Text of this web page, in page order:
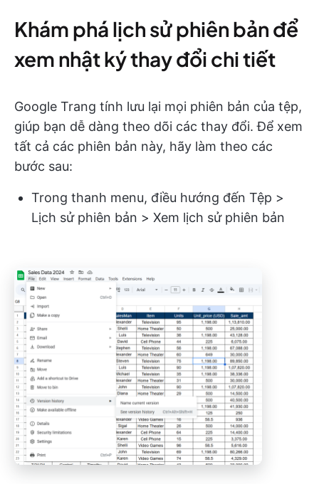
Khám phá lịch sử phiên bản để
xem nhật ký thay đổi chi tiết
Google Trang tính lưu lại mọi phiên bản của tệp,
giúp bạn dễ dàng theo dõi các thay đổi. Để xem
tất cả các phiên bản này, hãy làm theo các
bước sau:
Trong thanh menu, điều hướng đến Tệp >
Lịch sử phiên bản > Xem lịch sử phiên bản